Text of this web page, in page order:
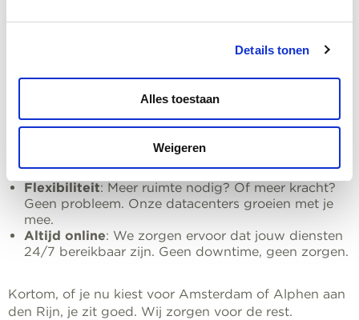
Details tonen
Alles toestaan
Weigeren
Amsterdam en één in Alphen aan den Rijn, die ervoor
toegankelijk is. Ongeacht waar je bedrijf zich bevindt,
met onze datacenters in deze twee sleutelsteden ben
je altijd dichtbij de actie.
Waarom dit slim is voor jou:
Geografische spreiding: Jouw data veilig op twee
plekken. Minder risico, meer gemoedsrust.
Flexibiliteit: Meer ruimte nodig? Of meer kracht?
Geen probleem. Onze datacenters groeien met je
mee.
Altijd online: We zorgen ervoor dat jouw diensten
24/7 bereikbaar zijn. Geen downtime, geen zorgen.
Kortom, of je nu kiest voor Amsterdam of Alphen aan
den Rijn, je zit goed. Wij zorgen voor de rest.